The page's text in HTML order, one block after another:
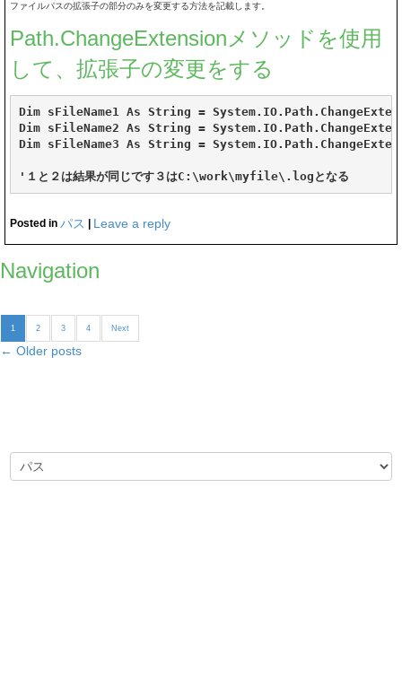
ファイルパスの拡張子の部分のみを変更する方法を記載します。
Path.ChangeExtensionメソッドを使用
して、拡張子の変更をする
Dim sFileName1 As String =
Dim sFileName2 As String =
Dim sFileName3 As String =
'１と２は結果が同じです３はC:\work\myfile\.logとなる
Posted in パス | Leave a reply
Navigation
1 2 3 4 Next
← Older posts
カテゴリー